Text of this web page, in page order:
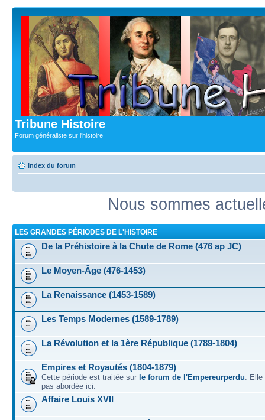
Tribune Histoire
Forum généraliste sur l'histoire
Index du forum
Nous sommes
LES GRANDES PÉRIODES DE L'HISTOIRE
De la Préhistoire à la Chute de Rome (476 ap JC)
Le Moyen-Âge (476-1453)
La Renaissance (1453-1589)
Les Temps Modernes (1589-1789)
La Révolution et la 1ère République (1789-1804)
Empires et Royautés (1804-1879)
Cette période est traitée sur le forum de l'Empereurperdu. Elle
pas abordée ici.
Affaire Louis XVII